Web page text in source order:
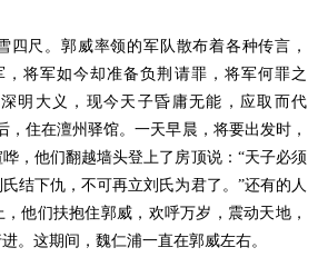
四尺。郭威率领的军队散布着各种传言，
将军如今却准备负荆请罪，将军何罪之
明大义，现今天子昏庸无能，应取而代
，住在澶州驿馆。一天早晨，将要出发时，
，他们翻越墙头登上了房顶说：“天子必须
结下仇，不可再立刘氏为君了。”还有的人
他们扶抱住郭威，欢呼万岁，震动天地，
。这期间，魏仁浦一直在郭威左右。